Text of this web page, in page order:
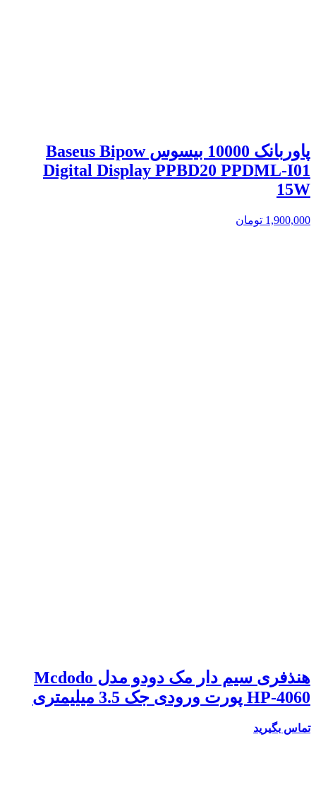
پاوربانک 10000 بیسوس Baseus Bipow
Digital Display PPBD20 PPDML-I01
15W
1,900,000 تومان
هنذفری سیم دار مک دودو مدل Mcdodo
HP-4060 پورت ورودی جک 3.5 میلیمتری
تماس بگیرید